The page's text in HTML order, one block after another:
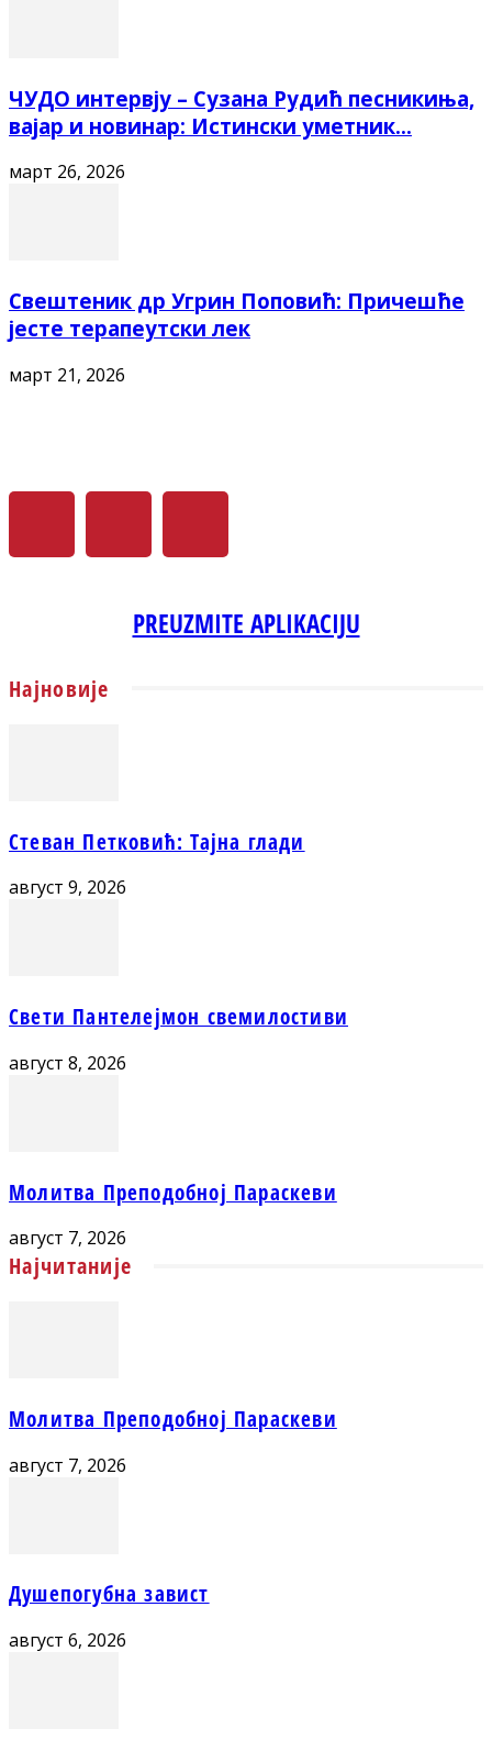
ЧУДО интервју – Сузана Рудић песникиња,
вајар и новинар: Истински уметник...
март 26, 2026
Свештеник др Угрин Поповић: Причешће
јесте терапеутски лек
март 21, 2026
PREUZMITE APLIKACIJU
Најновије
Стеван Петковић: Тајна глади
август 9, 2026
Свети Пантелејмон свемилостиви
август 8, 2026
Молитва Преподобној Параскеви
август 7, 2026
Најчитаније
Молитва Преподобној Параскеви
август 7, 2026
Душепогубна завист
август 6, 2026